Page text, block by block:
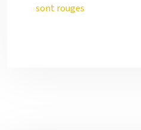
sont rouges